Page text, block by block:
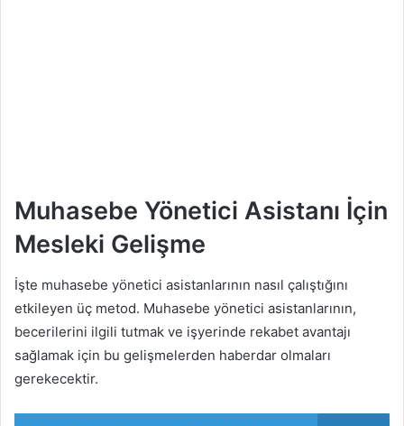
Muhasebe Yönetici Asistanı İçin
Mesleki Gelişme
İşte muhasebe yönetici asistanlarının nasıl çalıştığını
etkileyen üç metod. Muhasebe yönetici asistanlarının,
becerilerini ilgili tutmak ve işyerinde rekabet avantajı
sağlamak için bu gelişmelerden haberdar olmaları
gerekecektir.